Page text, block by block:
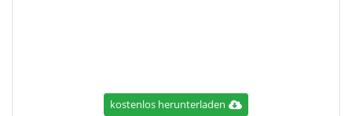
kostenlos herunterladen